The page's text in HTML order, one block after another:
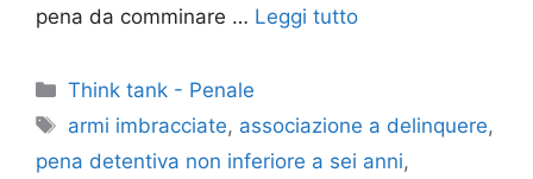
pena da comminare … Leggi tutto
Categorie
Think tank - Penale
Tag
armi imbracciate, associazione a delinquere,
pena detentiva non inferiore a sei anni,